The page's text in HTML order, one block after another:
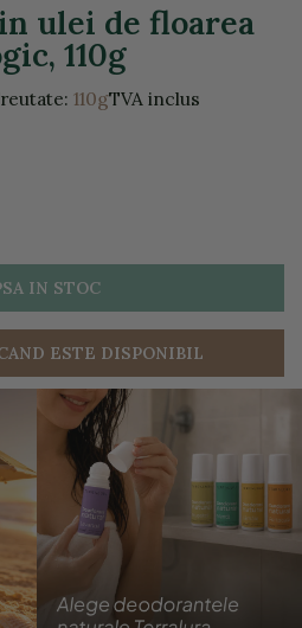
ulei de floarea
110g
110gTVA inclus
IN STOC
ESTE DISPONIBIL